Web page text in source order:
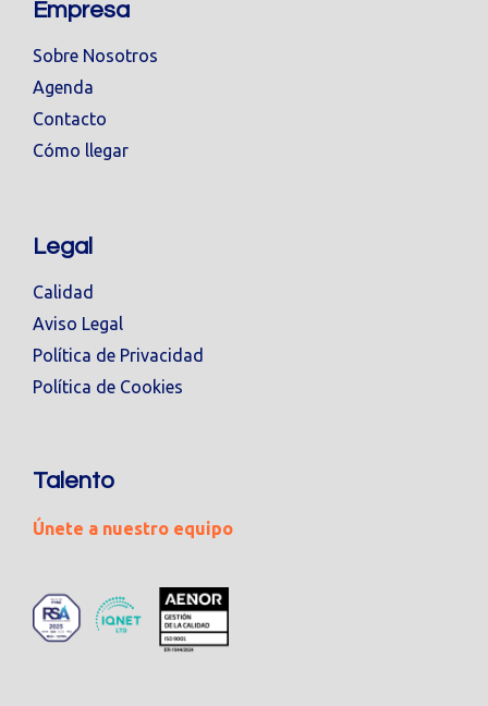
Empresa
Sobre Nosotros
Agenda
Contacto
Cómo llegar
Legal
Calidad
Aviso Legal
Política de Privacidad
Política de Cookies
Talento
Únete a nuestro equipo